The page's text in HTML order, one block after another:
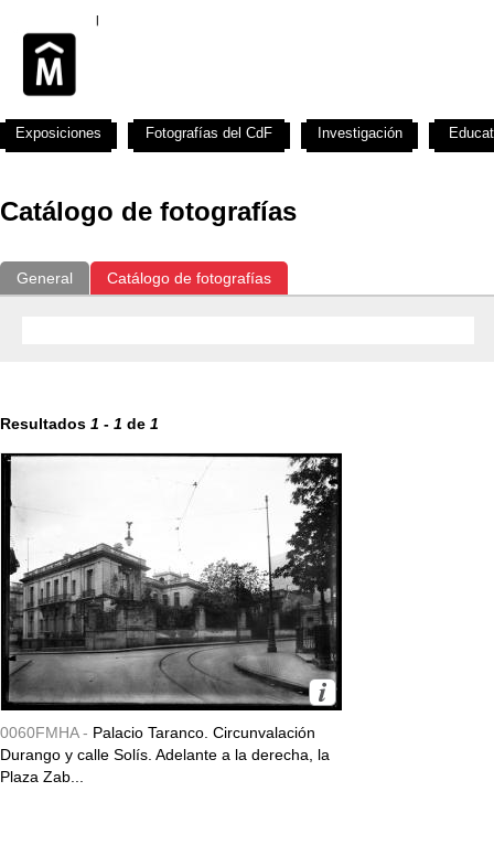
Catálogo de fotografías
General Catálogo de fotografías
Resultados 1 - 1 de 1
0060FMHA - Palacio Taranco. Circunvalación
Durango y calle Solís. Adelante a la derecha, la
Plaza Zab...
Exposiciones Fotografías del CdF Investigación